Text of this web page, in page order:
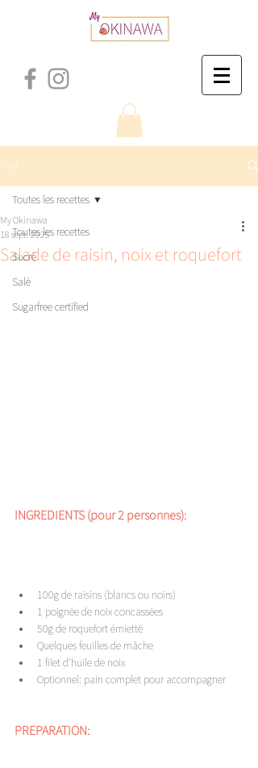
Post
Toutes les recettes
Sucré
Salé
Sugarfree certified
Toutes les recettes
Salade de raisin, noix et roquefort
My Okinawa
18 sept. 2025
INGREDIENTS (pour 2 personnes):
100g de raisins (blancs ou noirs)
1 poignée de noix concassées
50g de roquefort émietté
Quelques feuilles de mâche
1 filet d'huile de noix
Optionnel: pain complet pour accompagner
PREPARATION: